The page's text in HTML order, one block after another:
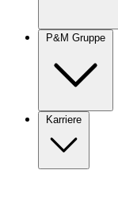
P&M Gruppe
Karriere